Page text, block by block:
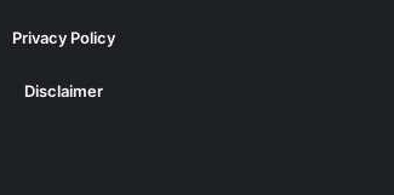
Privacy Policy
Disclaimer